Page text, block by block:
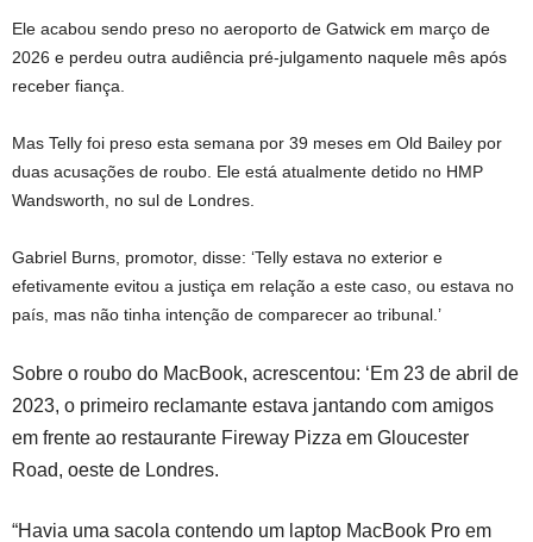
Ele acabou sendo preso no aeroporto de Gatwick em março de
2026 e perdeu outra audiência pré-julgamento naquele mês após
receber fiança.
Mas Telly foi preso esta semana por 39 meses em Old Bailey por
duas acusações de roubo. Ele está atualmente detido no HMP
Wandsworth, no sul de Londres.
Gabriel Burns, promotor, disse: ‘Telly estava no exterior e
efetivamente evitou a justiça em relação a este caso, ou estava no
país, mas não tinha intenção de comparecer ao tribunal.’
Sobre o roubo do MacBook, acrescentou: ‘Em 23 de abril de
2023, o primeiro reclamante estava jantando com amigos
em frente ao restaurante Fireway Pizza em Gloucester
Road, oeste de Londres.
“Havia uma sacola contendo um laptop MacBook Pro em